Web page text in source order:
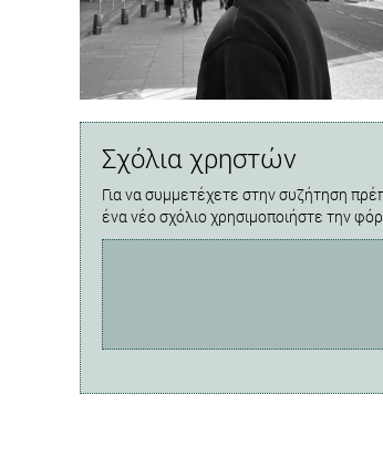
Σχόλια χρηστών
Για να συμμετέχετε στην συζήτηση
ένα νέο σχόλιο χρησιμοποιήστε την